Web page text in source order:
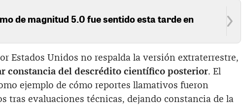
de magnitud 5.0 fue sentido esta tarde en
Estados Unidos no respalda la versión extraterrestre,
constancia del descrédito científico posterior. El
ejemplo de cómo reportes llamativos fueron
tras evaluaciones técnicas, dejando constancia de la